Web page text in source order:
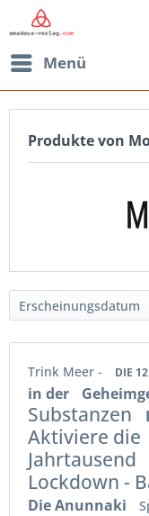
Menü
Produkte von
Trink Meer - DIE 12
in der
Substanzen
Aktiviere die
Jahrtausend
Lockdown -
Die Anunnaki